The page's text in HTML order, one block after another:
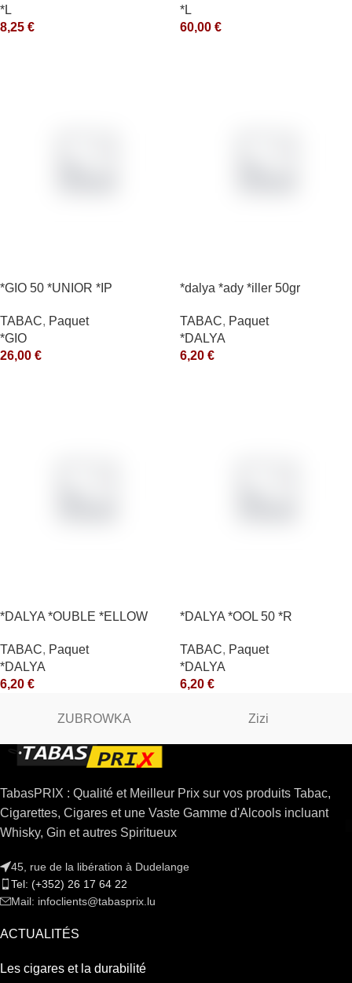
*L
8,25 €
*L
60,00 €
*GIO 50 *UNIOR *IP
TABAC, Paquet
*GIO
26,00 €
*dalya *ady *iller 50gr
TABAC, Paquet
*DALYA
6,20 €
*DALYA *OUBLE *ELLOW
TABAC, Paquet
*DALYA
6,20 €
*DALYA *OOL 50 *R
TABAC, Paquet
*DALYA
6,20 €
ZUBROWKA Zizi
TabasPRIX : Qualité et Meilleur Prix sur vos produits Tabac,
Cigarettes, Cigares et une Vaste Gamme d'Alcools incluant
Whisky, Gin et autres Spiritueux
45, rue de la libération à Dudelange
Tel: (+352) 26 17 64 22
Mail: infoclients@tabasprix.lu
ACTUALITÉS
Les cigares et la durabilité